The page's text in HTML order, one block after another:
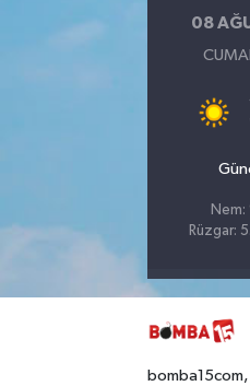
08
Nem:
Rüzgar: